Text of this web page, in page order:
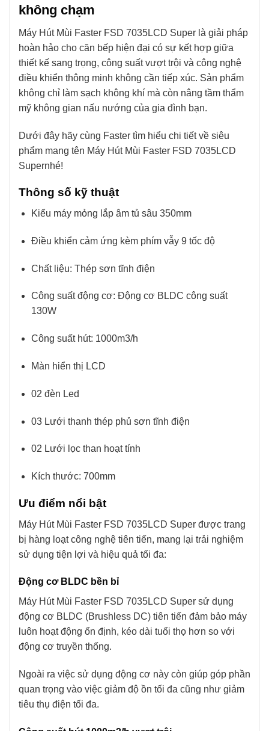
không chạm
Máy Hút Mùi Faster FSD 7035LCD Super là giải pháp
hoàn hảo cho căn bếp hiện đại có sự kết hợp giữa
thiết kế sang trọng, công suất vượt trội và công nghệ
điều khiển thông minh không cần tiếp xúc. Sản phẩm
không chỉ làm sạch không khí mà còn nâng tầm thẩm
mỹ không gian nấu nướng của gia đình bạn.
Dưới đây hãy cùng Faster tìm hiểu chi tiết về siêu
phẩm mang tên Máy Hút Mùi Faster FSD 7035LCD
Supernhé!
Thông số kỹ thuật
Kiểu máy mỏng lắp âm tủ sâu 350mm
Điều khiển cảm ứng kèm phím vẫy 9 tốc độ
Chất liệu: Thép sơn tĩnh điện
Công suất động cơ: Động cơ BLDC công suất
130W
Công suất hút: 1000m3/h
Màn hiển thị LCD
02 đèn Led
03 Lưới thanh thép phủ sơn tĩnh điện
02 Lưới lọc than hoạt tính
Kích thước: 700mm
Ưu điểm nổi bật
Máy Hút Mùi Faster FSD 7035LCD Super được trang
bị hàng loạt công nghệ tiên tiến, mang lại trải nghiệm
sử dụng tiện lợi và hiệu quả tối đa:
Động cơ BLDC bền bỉ
Máy Hút Mùi Faster FSD 7035LCD Super sử dụng
động cơ BLDC (Brushless DC) tiên tiến đảm bảo máy
luôn hoạt động ổn định, kéo dài tuổi thọ hơn so với
động cơ truyền thống.
Ngoài ra việc sử dụng động cơ này còn giúp góp phần
quan trọng vào việc giảm độ ồn tối đa cũng như giảm
tiêu thụ điện tối đa.